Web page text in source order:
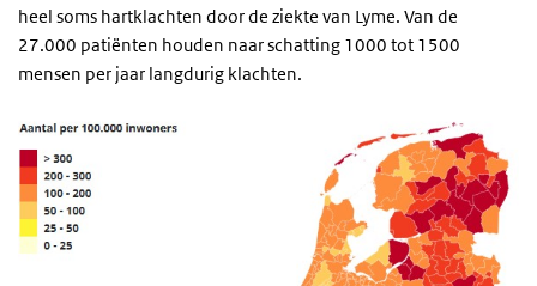
heel soms hartklachten door de ziekte van Lyme. Van de
27.000 patiënten houden naar schatting 1000 tot 1500
mensen per jaar langdurig klachten.